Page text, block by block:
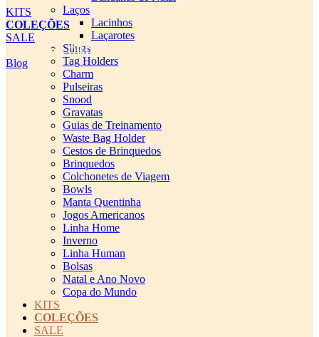
KITS
COLEÇÕES
SALE
cadastro pet QRCODE
Blog
Laços
Lacinhos
Laçarotes
Slings
Tag Holders
Charm
Pulseiras
Snood
Gravatas
Guias de Treinamento
Waste Bag Holder
Cestos de Brinquedos
Brinquedos
Colchonetes de Viagem
Bowls
Manta Quentinha
Jogos Americanos
Linha Home
Inverno
Linha Human
Bolsas
Natal e Ano Novo
Copa do Mundo
KITS
COLEÇÕES
SALE